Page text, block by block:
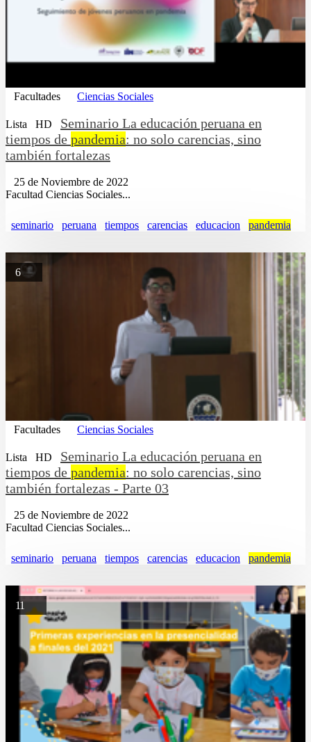
Facultades Ciencias Sociales
Lista HD
Seminario La educación peruana en
tiempos de pandemia: no solo carencias, sino
también fortalezas
25 de Noviembre de 2022
Facultad Ciencias Sociales...
seminario peruana tiempos carencias educacion pandemia
6
Facultades Ciencias Sociales
Lista HD
Seminario La educación peruana en
tiempos de pandemia: no solo carencias, sino
también fortalezas - Parte 03
25 de Noviembre de 2022
Facultad Ciencias Sociales...
seminario peruana tiempos carencias educacion pandemia
11